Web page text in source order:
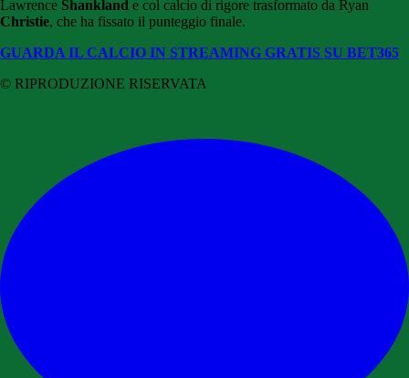
Lawrence Shankland e col calcio di rigore trasformato da Ryan
Christie, che ha fissato il punteggio finale.
GUARDA IL CALCIO IN STREAMING GRATIS SU BET365
© RIPRODUZIONE RISERVATA